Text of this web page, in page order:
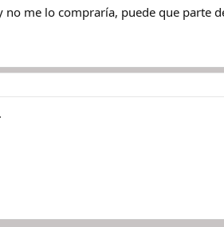
me lo compraría, puede que parte